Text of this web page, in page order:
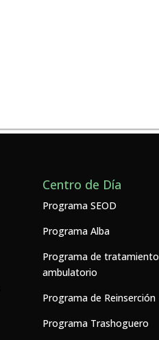
Centro de Día
Programa SEOD
Programa Alba
Programa de tratamiento
ambulatorio
Programa de Reinserción
Programa Trashoguero